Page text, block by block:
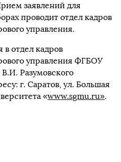
заявлений для
проводит отдел кадров
управления.
в отдел кадров
управления ФГБОУ
Разумовского
г. Саратов, ул. Большая
«www.sgmu.ru».